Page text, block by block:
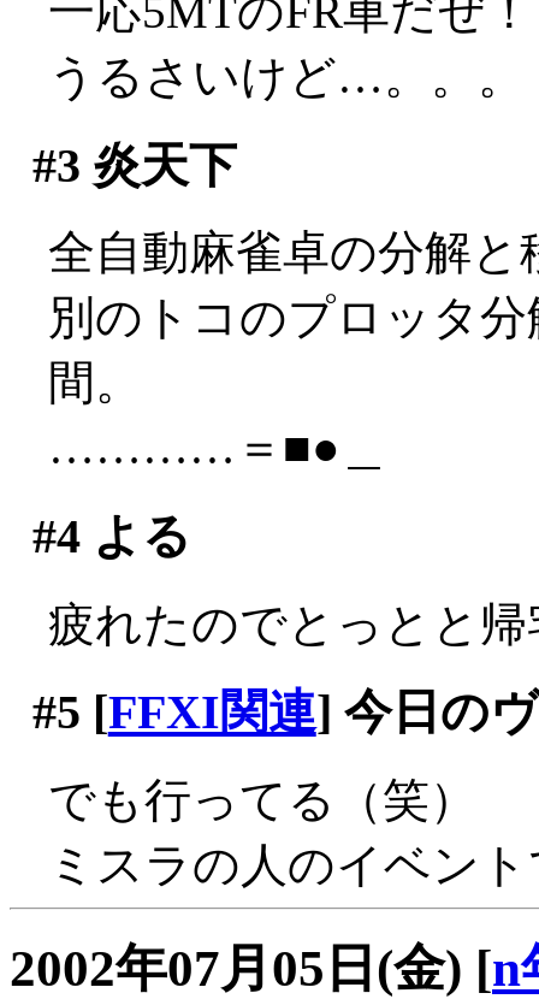
一応5MTのFR車だぜ
うるさいけど…。。。
#3 炎天下
全自動麻雀卓の分解
別のトコのプロッタ
間。
…………＝■●＿
#4よる
疲れたのでとっとと帰
#5 [FFXI関連] 今日の
でも行ってる（笑）
ミスラの人のイベン
2002年07月05日(金) [n